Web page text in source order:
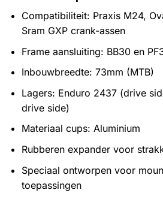
Compatibiliteit: Praxis M24,
Sram GXP crank-assen
Frame aansluiting: BB30 en
Inbouwbreedte: 73mm (MTB)
Lagers: Enduro 2437 (drive
drive side)
Materiaal cups: Aluminium
Rubberen expander voor
Speciaal ontworpen voor
toepassingen